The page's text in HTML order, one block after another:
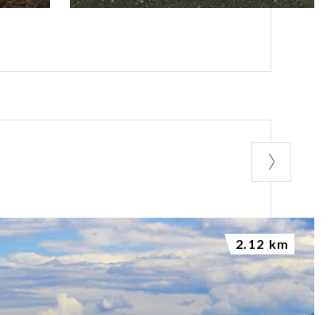
2.12 km